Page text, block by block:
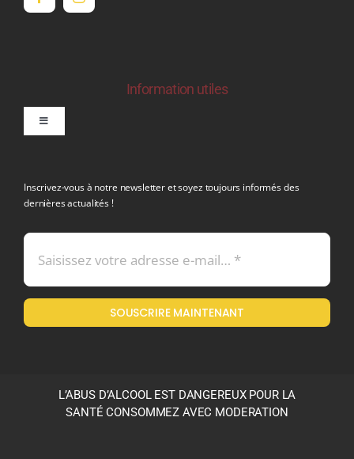
Information utiles
Toggle
Mentions légales
Politique en matière de remboursements et de retours
Inscrivez-vous à notre newsletter et soyez toujours informés des
dernières actualités !
SOUSCRIRE MAINTENANT
L’ABUS D’ALCOOL EST DANGEREUX POUR LA
SANTÉ CONSOMMEZ AVEC MODERATION